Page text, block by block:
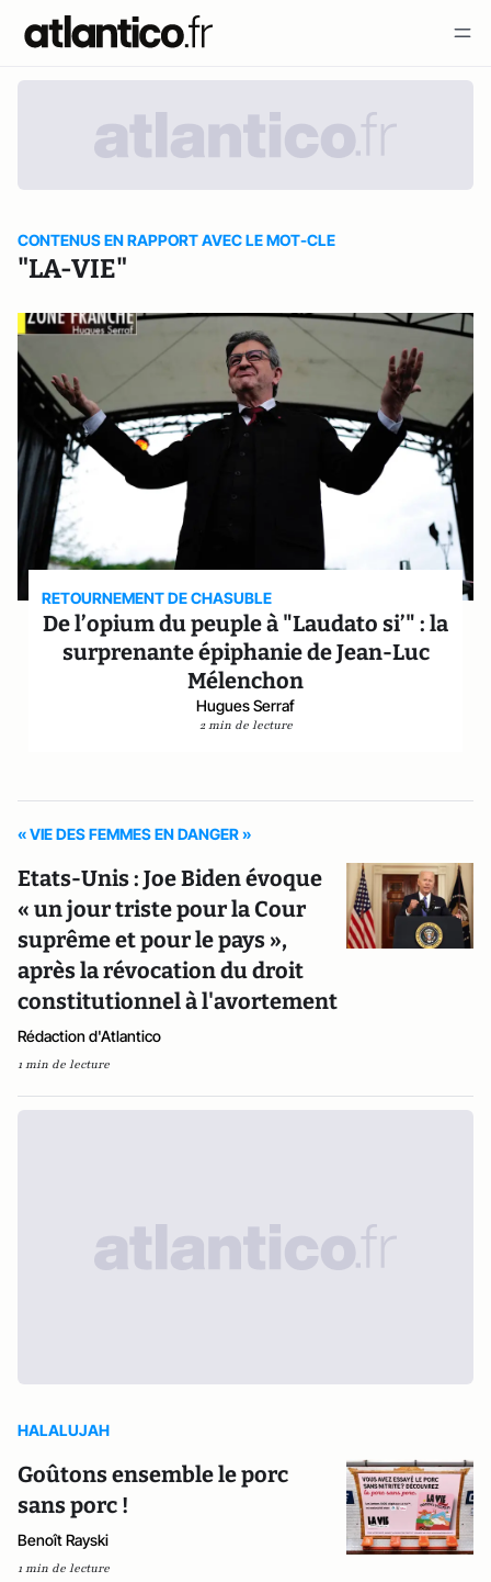
CONTENUS EN RAPPORT AVEC LE MOT-CLE
"LA-VIE"
RETOURNEMENT DE CHASUBLE
De l’opium du peuple à "Laudato si’" : la
surprenante épiphanie de Jean-Luc
Mélenchon
Hugues Serraf
2 min de lecture
« VIE DES FEMMES EN DANGER »
Etats-Unis : Joe Biden évoque
« un jour triste pour la Cour
suprême et pour le pays »,
après la révocation du droit
constitutionnel à l'avortement
Rédaction d'Atlantico
1 min de lecture
HALALUJAH
Goûtons ensemble le porc
sans porc !
Benoît Rayski
1 min de lecture